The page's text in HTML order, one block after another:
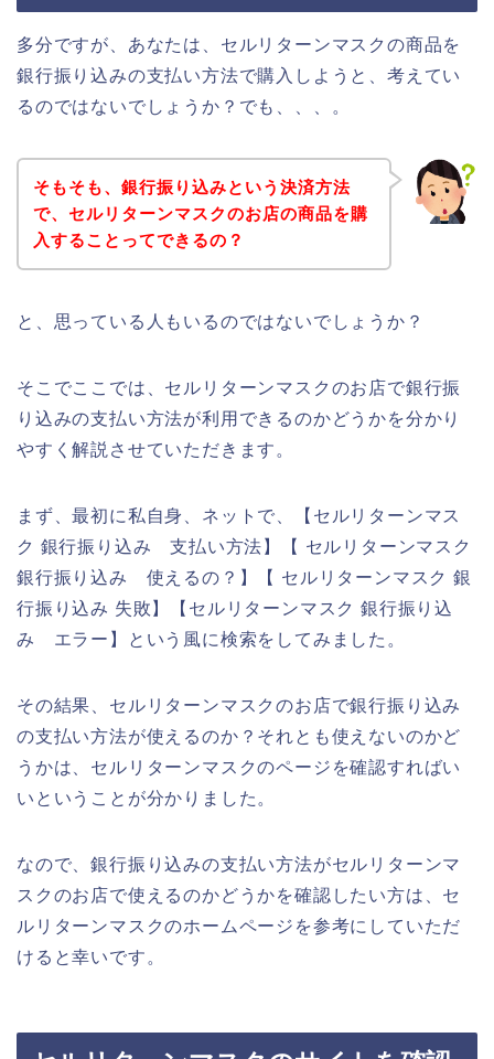
多分ですが、あなたは、セルリターンマスクの商品を
銀行振り込みの支払い方法で購入しようと、考えてい
るのではないでしょうか？でも、、、。
そもそも、銀行振り込みという決済方法
で、セルリターンマスクのお店の商品を購
入することってできるの？
と、思っている人もいるのではないでしょうか？
そこでここでは、セルリターンマスクのお店で銀行振
り込みの支払い方法が利用できるのかどうかを分かり
やすく解説させていただきます。
まず、最初に私自身、ネットで、【セルリターンマス
ク 銀行振り込み 支払い方法】【 セルリターンマスク
銀行振り込み 使えるの？】【 セルリターンマスク 銀
行振り込み 失敗】【セルリターンマスク 銀行振り込
み エラー】という風に検索をしてみました。
その結果、セルリターンマスクのお店で銀行振り込み
の支払い方法が使えるのか？それとも使えないのかど
うかは、セルリターンマスクのページを確認すればい
いということが分かりました。
なので、銀行振り込みの支払い方法がセルリターンマ
スクのお店で使えるのかどうかを確認したい方は、セ
ルリターンマスクのホームページを参考にしていただ
けると幸いです。